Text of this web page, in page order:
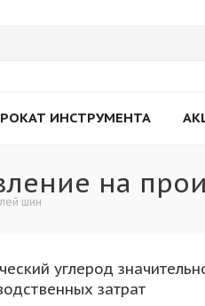
ИНСТРУМЕНТА
на
шин
углерод
затрат